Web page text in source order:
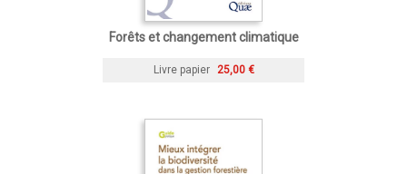
Forêts et changement climatique
Livre papier 25,00 €